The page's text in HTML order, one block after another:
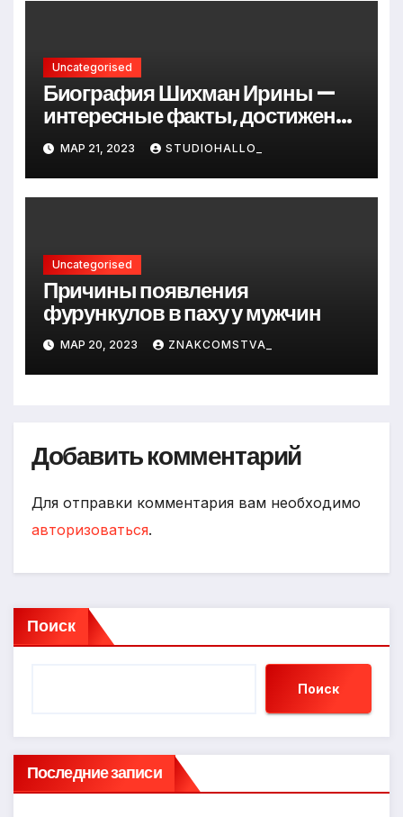
Uncategorised
Биография Шихман Ирины —
интересные факты, достижения
и путь к успеху
МАР 21, 2023 STUDIOHALLO_
Uncategorised
Причины появления
фурункулов в паху у мужчин
МАР 20, 2023 ZNAKCOMSTVA_
Добавить комментарий
Для отправки комментария вам необходимо
авторизоваться.
Поиск
Поиск
Последние записи